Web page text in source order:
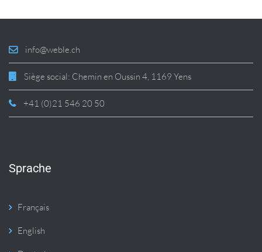
info@weble.ch
Siège social: Chemin en Oussin 4, 1169 Yens
+41 (0)21 546 20 50
Sprache
Français
English